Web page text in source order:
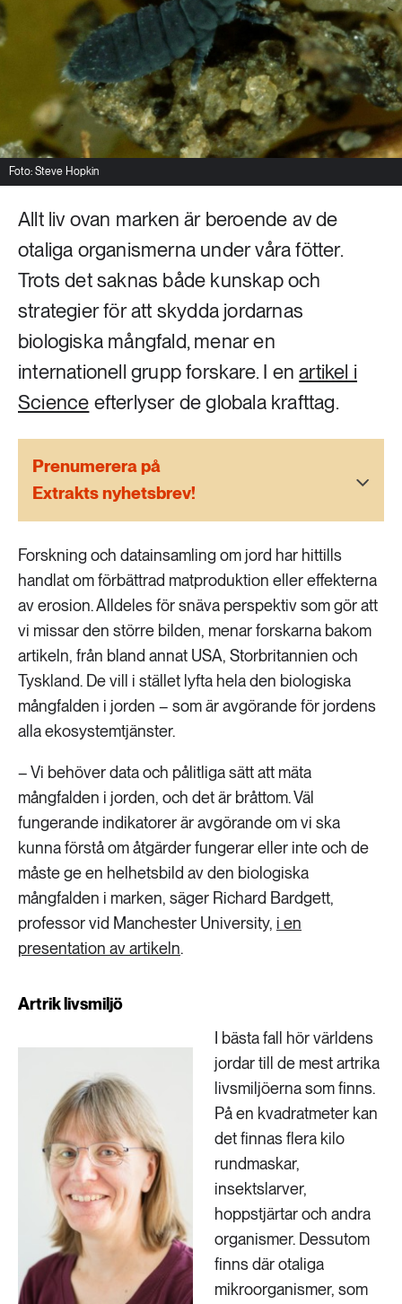
Mat & jordbruk
Skog
Social hållbarhet
Transport
Vatten
252 ARTIKLAR
Landsbygd
939 ARTIKLAR
Livsstil & konsumtion
612 ARTIKLAR
262 ARTIKLAR
Skog
360 ARTIKLAR
Social hållbarhet
189 ARTIKLAR
Vatten
Foto: Steve Hopkin
Allt liv ovan marken är beroende av de
otaliga organismerna under våra fötter.
Trots det saknas både kunskap och
strategier för att skydda jordarnas
biologiska mångfald, menar en
internationell grupp forskare. I enartikel i
Science efterlyser de globala krafttag.
Prenumerera på
Extrakts nyhetsbrev!
Forskning och datainsamling om jord har hittills
handlat om förbättrad matproduktion eller effekterna
av erosion. Alldeles för snäva perspektiv som gör att
vi missar den större bilden, menar forskarna bakom
artikeln, från bland annat USA, Storbritannien och
Tyskland. De vill i stället lyfta hela den biologiska
mångfalden i jorden – som är avgörande för jordens
alla ekosystemtjänster.
– Vi behöver data och pålitliga sätt att mäta
mångfalden i jorden, och det är bråttom. Väl
fungerande indikatorer är avgörande om vi ska
kunna förstå om åtgärder fungerar eller inte och de
måste ge en helhetsbild av den biologiska
mångfalden i marken, säger Richard Bardgett,
professor vid Manchester University, i en
presentation av artikeln.
Artrik livsmiljö
I bästa fall hör världens
jordar till de mest artrika
livsmiljöerna som finns.
På en kvadratmeter kan
det finnas flera kilo
rundmaskar,
insektslarver,
hoppstjärtar och andra
organismer. Dessutom
finns där otaliga
mikroorganismer, som